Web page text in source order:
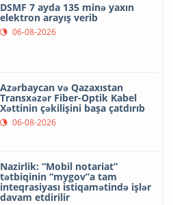
DSMF 7 ayda 135 minə yaxın
elektron arayış verib
06-08-2026
Azərbaycan və Qazaxıstan
Transxəzər Fiber-Optik Kabel
Xəttinin çəkilişini başa çatdırıb
06-08-2026
Nazirlik: “Mobil notariat”
tətbiqinin “mygov”a tam
inteqrasiyası istiqamətində işlər
davam etdirilir